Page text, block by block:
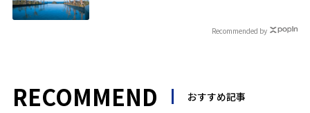
Recommended by
RECOMMEND おすすめ記事